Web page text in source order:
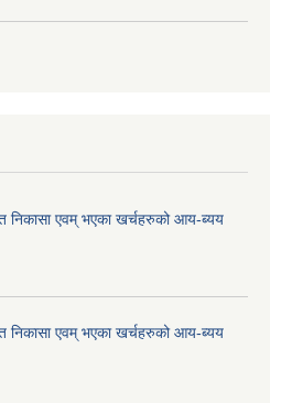
निकासा एवम् भएका खर्चहरुको आय-ब्यय
निकासा एवम् भएका खर्चहरुको आय-ब्यय